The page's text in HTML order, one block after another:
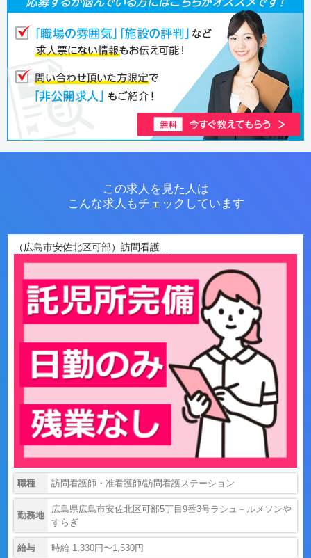
この求人を見た人は
こんな求人もチェックしています
（広島市安佐北区可部）訪問看護...
職種 訪問看護師・准看護師/訪問看護ステーション
勤務地
広島県広島市安佐北区可部5丁目9番3号ラシュ－ルメソンや
すらぎ
給与 時給 1,330円〜1,530円